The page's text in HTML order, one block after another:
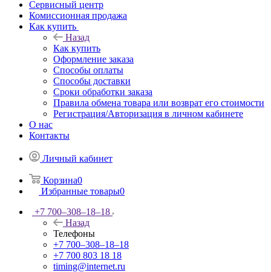
Сервисный центр
Комиссионная продажа
Как купить
Назад
Как купить
Оформление заказа
Способы оплаты
Способы доставки
Сроки обработки заказа
Правила обмена товара или возврат его стоимости
Регистрация/Авторизация в личном кабинете
О нас
Контакты
Личный кабинет
Корзина0
Избранные товары0
+7 700‒308‒18‒18
Назад
Телефоны
+7 700‒308‒18‒18
+7 700 803 18 18
timing@internet.ru